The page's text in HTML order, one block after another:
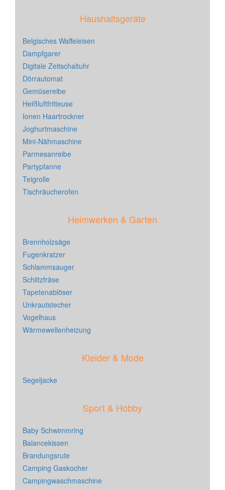
Haushaltsgeräte
Belgisches Waffeleisen
Dampfgarer
Digitale Zeitschaltuhr
Dörrautomat
Gemüsereibe
Heißluftfritteuse
Ionen Haartrockner
Joghurtmaschine
Mini-Nähmaschine
Parmesanreibe
Partypfanne
Teigrolle
Tischräucherofen
Heimwerken & Garten
Brennholzsäge
Fugenkratzer
Schlammsauger
Schlitzfräse
Tapetenablöser
Unkrautstecher
Vogelhaus
Wärmewellenheizung
Kleider & Mode
Segeljacke
Sport & Hobby
Baby Schwimmring
Balancekissen
Brandungsrute
Camping Gaskocher
Campingwaschmaschine